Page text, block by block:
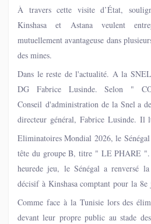
heures. Cette visite, la première à
relations bilatérales, marque
l’approfondissement de la
RDC et cette puissance d’Asie centrale.
À travers cette visite d’État,
Kinshasa et Astana veulent
mutuellement avantageuse dans
des mines.
Dans le reste de l'actualité. A la
DG Fabrice Lusinde. Selon "
Conseil d'administration de la Snel a
directeur général, Fabrice Lusinde. Il
gestion qui compromettrait l’avenir de
abonnés de la Snel subissent des
astreints à un phénomène éhonté de
fournir de l'énergie électrique avec
Eliminatoires Mondial 2026, le
tête du groupe B, titre " LE PHARE ".
heurede jeu, le Sénégal a renversé
décisif à Kinshasa comptant pour la 8e
la Coupe du monde 2026.
Comme face à la Tunisie lors des
devant leur propre public au stade